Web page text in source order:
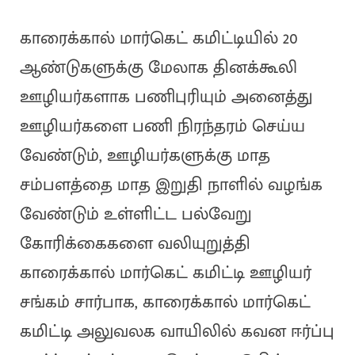
காரைக்கால் மார்கெட் கமிட்டியில் 20
ஆண்டுகளுக்கு மேலாக தினக்கூலி
ஊழியர்களாக பணிபுரியும் அனைத்து
ஊழியர்களை பணி நிரந்தரம் செய்ய
வேண்டும், ஊழியர்களுக்கு மாத
சம்பளத்தை மாத இறுதி நாளில் வழங்க
வேண்டும் உள்ளிட்ட பல்வேறு
கோரிக்கைகளை வலியுறுத்தி
காரைக்கால் மார்கெட் கமிட்டி ஊழியர்
சங்கம் சார்பாக, காரைக்கால் மார்கெட்
கமிட்டி அலுவலக வாயிலில் கவன ஈர்ப்பு